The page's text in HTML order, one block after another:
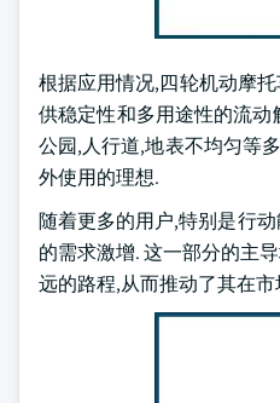
根据应用情况,四轮机动摩
供稳定性和多用途性的流
公园,人行道,地表不均匀等
外使用的理想.
随着更多的用户,特别是行
的需求激增. 这一部分的主
远的路程,从而推动了其在